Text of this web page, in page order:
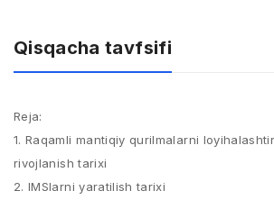
Qisqacha tavfsifi
Reja:
1. Raqamli mantiqiy qurilmalarni
rivojlanish tarixi
2. IMSlarni yaratilish tarixi